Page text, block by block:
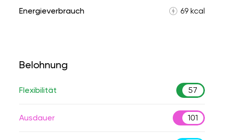
Energieverbrauch 69 kcal
Belohnung
Flexibilität 57
Ausdauer 101